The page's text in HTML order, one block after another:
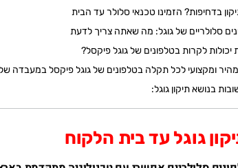
בדחיפות? הזמינו טכנאי סלולר עד הבית
סלולריים של גוגל: מה שאתה צריך לדעת
יכולות לקרות בטלפונים של גוגל פיקסל?
מהיר ומקצועי לכל תקלה בטלפונים של גוגל פיקסל במעבדה
בנושא תיקון גוגל:
גוגל עד בית הלקוח